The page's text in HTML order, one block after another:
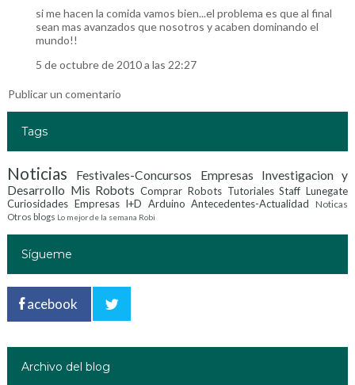
si me hacen la comida vamos bien...el problema es que al final
sean mas avanzados que nosotros y acaben dominando el
mundo!!
5 de octubre de 2010 a las 22:27
Publicar un comentario
Tags
Noticias Festivales-Concursos
Empresas Investigacion y
Desarrollo Mis Robots Comprar Robots Tutoriales Staff Lunegate
Curiosidades Empresas I+D Arduino Antecedentes-Actualidad
Noticas
Otros blogs Lo mejor de la semana Robi
Sígueme
acebook
Archivo del blog